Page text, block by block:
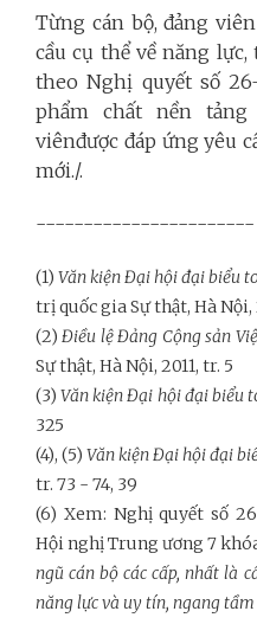
Từng cán bộ, đảng
cầu cụ thể về năng
theo Nghị quyết số
phẩm chất nền
viênđược đáp ứng yêu
mới./.
-----------------------
(1) Văn kiện Đại hội đại biểu
trị quốc gia Sự thật, Hà Nội,
(2)Điều lệ Đảng Cộng sản
Sự thật, Hà Nội, 2011, tr. 5
(3)Văn kiện Đại hội đại biểu
325
(4), (5) Văn kiện Đại hội đại
tr. 73 - 74, 39
(6) Xem: Nghị quyết số
Hội nghị Trung ương 7
ngũ cán bộ các cấp, nhất là
năng lực và uy tín, ngang